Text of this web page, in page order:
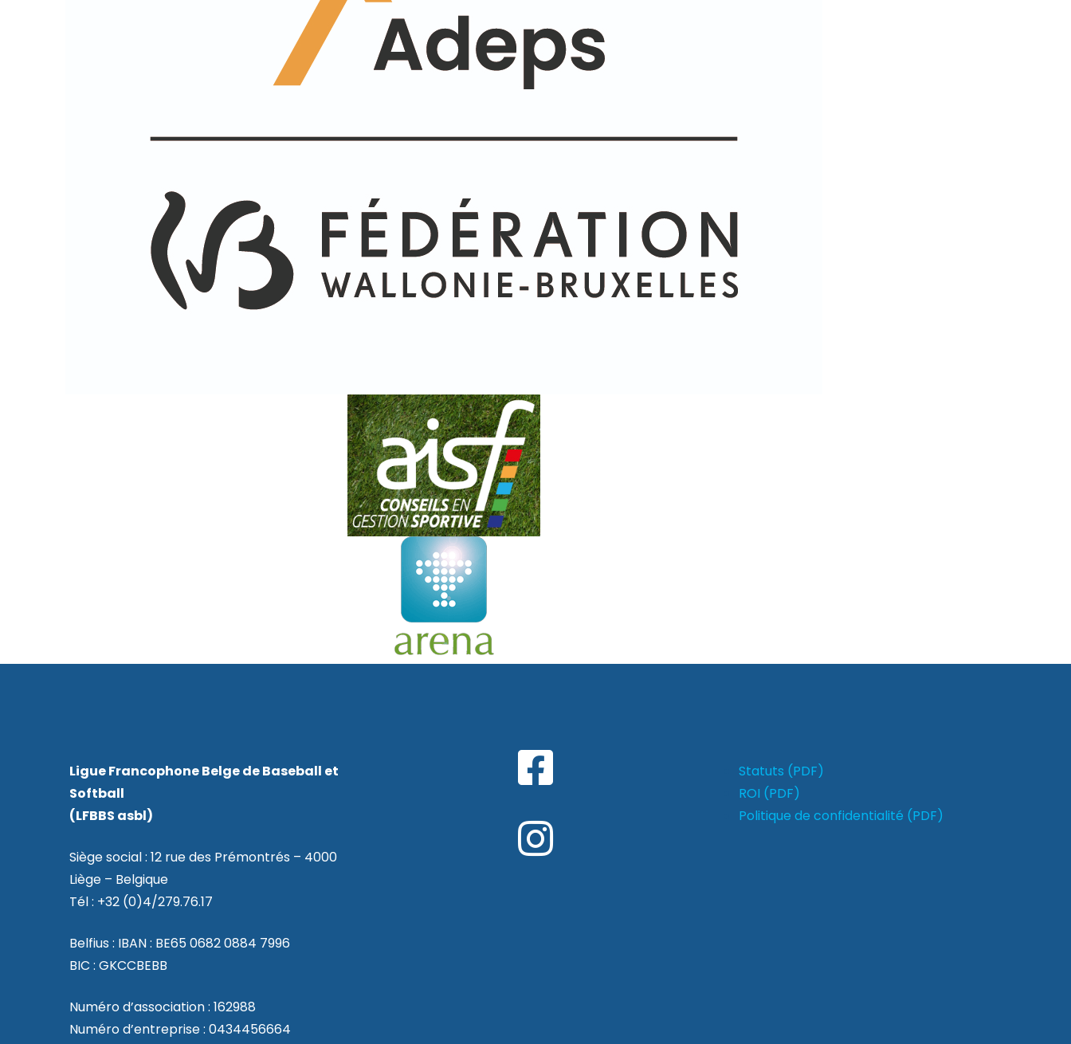
Ligue Francophone Belge de Baseball et
Softball
(LFBBS asbl)
Siège social : 12 rue des Prémontrés – 4000
Liège – Belgique
Tél : +32 (0)4/279.76.17
Belfius : IBAN : BE65 0682 0884 7996
BIC : GKCCBEBB
Numéro d’association : 162988
Numéro d’entreprise : 0434456664
Statuts (PDF)
ROI (PDF)
Politique de confidentialité (PDF)